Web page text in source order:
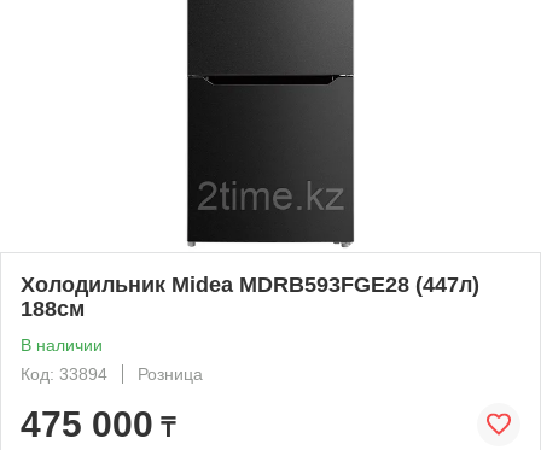
Холодильник Midea MDRB593FGE28 (447л)
188см
В наличии
Код: 33894
Розница
475 000 ₸